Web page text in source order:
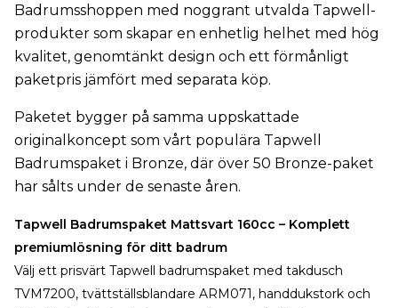
Badrumsshoppen med noggrant utvalda Tapwell-
produkter som skapar en enhetlig helhet med hög
kvalitet, genomtänkt design och ett förmånligt
paketpris jämfört med separata köp.
Paketet bygger på samma uppskattade
originalkoncept som vårt populära Tapwell
Badrumspaket i Bronze, där över 50 Bronze-paket
har sålts under de senaste åren.
Tapwell Badrumspaket Mattsvart 160cc – Komplett
premiumlösning för ditt badrum
Välj ett prisvärt Tapwell badrumspaket med takdusch
TVM7200, tvättställsblandare ARM071, handdukstork och